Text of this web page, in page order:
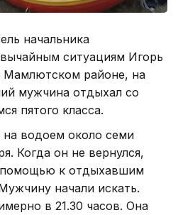
начальника
ситуациям Игорь
районе, на
мужчина отдыхал со
пятого класса.
на водоем около семи
Когда он не вернулся,
помощью к отдыхавшим
начали искать.
в 21.30 часов. Она